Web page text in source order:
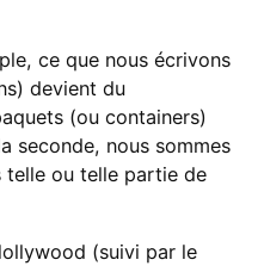
ce que nous écrivons
devient du
(ou containers)
seconde, nous sommes
telle ou telle partie de
(suivi par le